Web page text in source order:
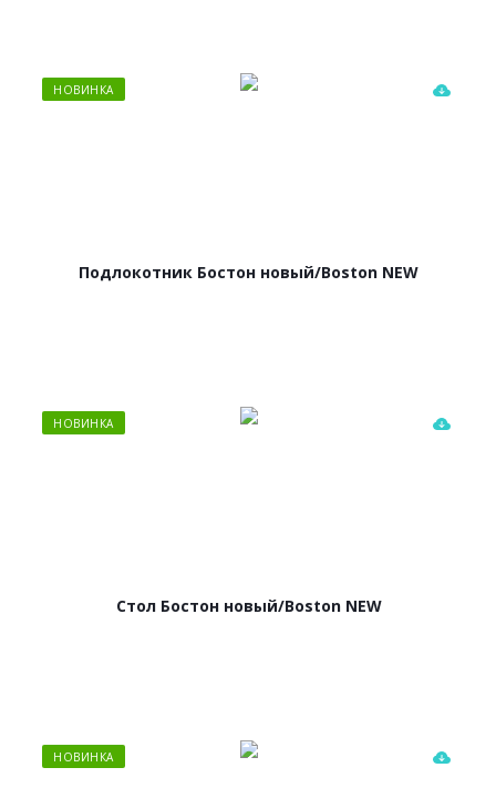
НОВИНКА
Подлокотник Бостон новый/Boston NEW
НОВИНКА
Стол Бостон новый/Boston NEW
НОВИНКА